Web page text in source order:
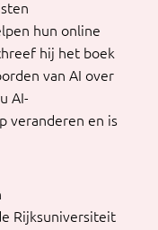
hun online
hij het boek
van AI over
AI-
veranderen en is
Rijksuniversiteit